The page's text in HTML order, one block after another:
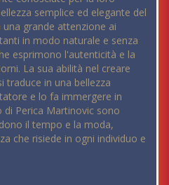
semplice ed elegante del
grande attenzione ai
in modo naturale e senza
esprimono l'autenticità e la
La sua abilità nel creare
traduce in una bellezza
e lo fa immergere in
di Perica Martinovic sono
il tempo e la moda,
che risiede in ogni individuo e